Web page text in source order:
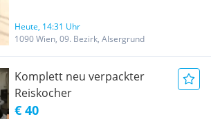
Heute, 14:31 Uhr
1090 Wien, 09. Bezirk, Alsergrund
Komplett neu verpackter
Reiskocher
€ 40